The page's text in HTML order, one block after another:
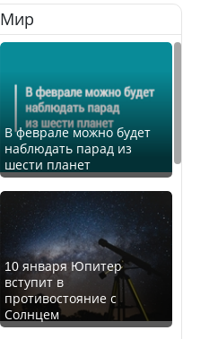
Мир
В феврале можно будет
наблюдать парад из
шести планет
10 января Юпитер
вступит в
противостояние с
Солнцем